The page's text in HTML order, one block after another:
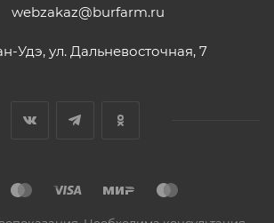
webzakaz@burfarm.ru
Удэ, ул. Дальневосточная, 7